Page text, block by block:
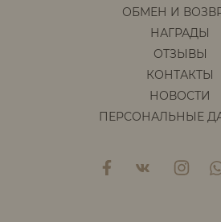
ОБМЕН И
НАГРАДЫ
ОТЗЫВЫ
КОНТАКТЫ
НОВОСТИ
ПЕРСОНАЛЬНЫЕ